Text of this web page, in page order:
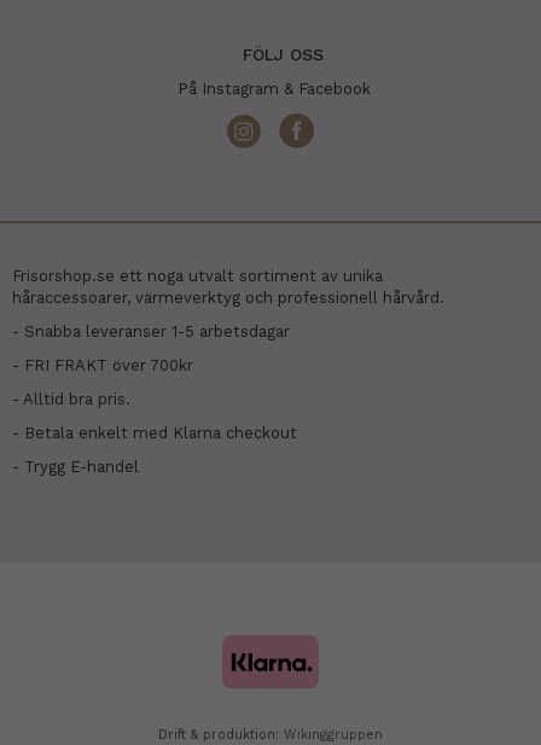
FÖLJ OSS
På Instagram & Facebook
Frisorshop.se ett noga utvalt sortiment av unika
håraccessoarer, värmeverktyg och professionell hårvård.
- Snabba leveranser 1-5 arbetsdagar
- FRI FRAKT över 700kr
- Alltid bra pris.
- Betala enkelt med Klarna checkout
- Trygg E-handel
Drift & produktion: Wikinggruppen